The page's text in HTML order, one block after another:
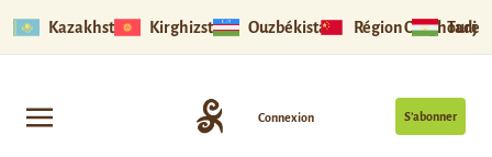
Kazakhstan Kirghizstan Ouzbékistan Région Ouïghoure
S’abonner
Connexion